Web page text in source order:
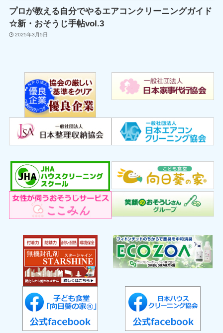
プロが教える自分でやるエアコンクリーニングガイド
☆新・おそうじ手帖vol.3
2025年3月5日